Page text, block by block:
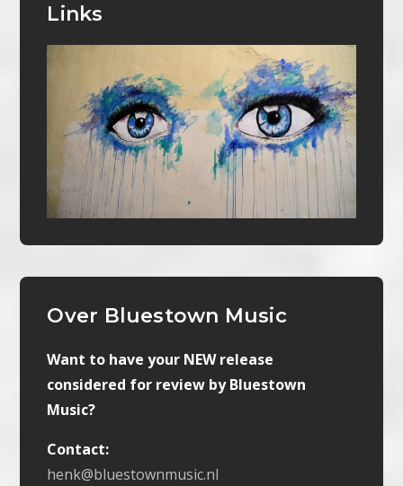
Links
Over Bluestown Music
Want to have your NEW release
considered for review by Bluestown
Music?
Contact:
henk@bluestownmusic.nl